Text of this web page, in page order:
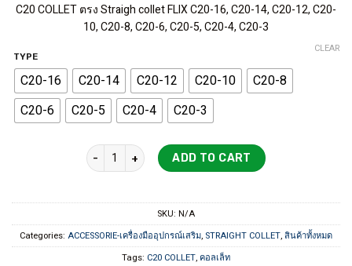
C20 COLLET ตรง Straigh collet FLIX C20-16, C20-14, C20-12, C20-
10, C20-8, C20-6, C20-5, C20-4, C20-3
TYPE
C20-16 C20-14 C20-12 C20-10
C20-8
C20-6
C20-5 C20-4 C20-3
CLEAR
C20 COLLET ตรง Straigh collet FLIX quantity
ADD TO CART
SKU: N/A
Categories: ACCESSORIE-เครื่องมืออุปกรณ์เสริม, STRAIGHT COLLET,สินค้าทั้งหมด
Tags: C20 COLLET, คอลเล็ท